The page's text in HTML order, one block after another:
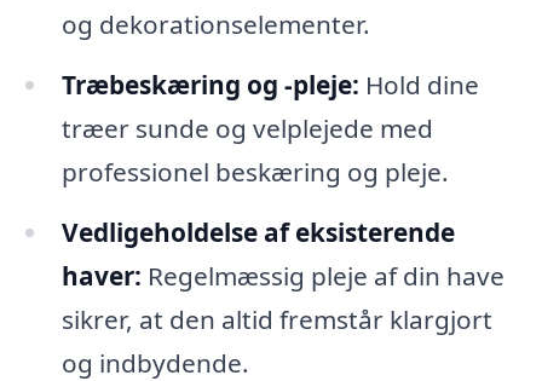
og dekorationselementer.
Træbeskæring og -pleje: Hold dine
træer sunde og velplejede med
professionel beskæring og pleje.
Vedligeholdelse af eksisterende
haver: Regelmæssig pleje af din have
sikrer, at den altid fremstår klargjort
og indbydende.